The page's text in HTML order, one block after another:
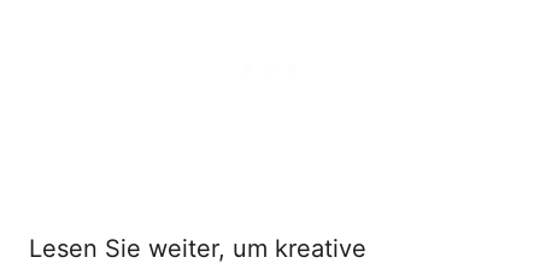
Lesen Sie weiter, um kreative